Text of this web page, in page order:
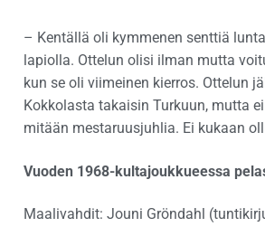
– Kentällä oli kymmenen senttiä
lapiolla. Ottelun olisi ilman mutta
kun se oli viimeinen kierros. Ottelun
Kokkolasta takaisin Turkuun, mutta
mitään mestaruusjuhlia. Ei kukaan
Vuoden 1968-kultajoukkueessa
Maalivahdit: Jouni Gröndahl